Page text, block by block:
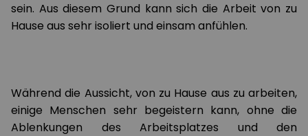
sein. Aus diesem Grund kann sich die Arbeit von zu
Hause aus sehr isoliert und einsam anfühlen.
Während die Aussicht, von zu Hause aus zu arbeiten,
einige Menschen sehr begeistern kann, ohne die
Ablenkungen des Arbeitsplatzes und den